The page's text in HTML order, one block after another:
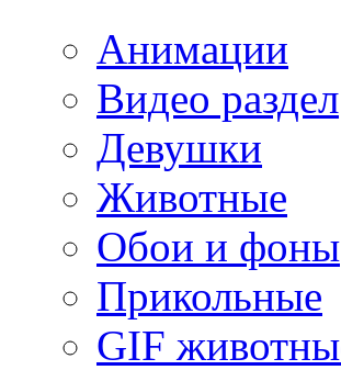
Анимации
Видео раздел
Девушки
Животные
Обои и фоны
Прикольные
GIF